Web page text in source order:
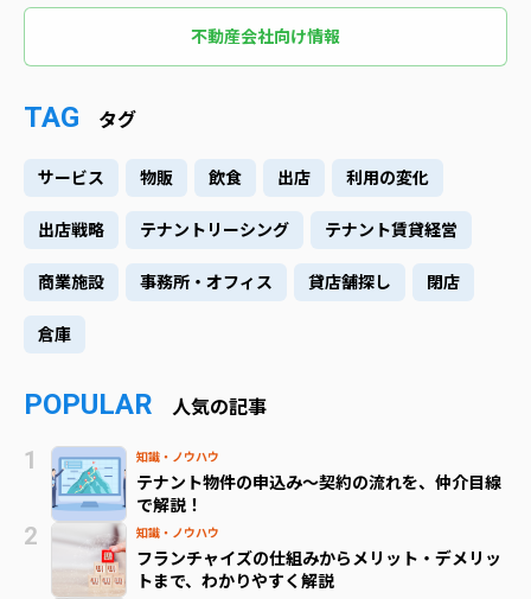
不動産会社向け情報
TAG タグ
サービス 物販 飲食 出店 利用の変化
出店戦略 テナントリーシング テナント賃貸経営
商業施設 事務所・オフィス 貸店舗探し 閉店
倉庫
POPULAR 人気の記事
知識・ノウハウ
テナント物件の申込み～契約の流れを、仲介目線
で解説！
知識・ノウハウ
フランチャイズの仕組みからメリット・デメリッ
トまで、わかりやすく解説